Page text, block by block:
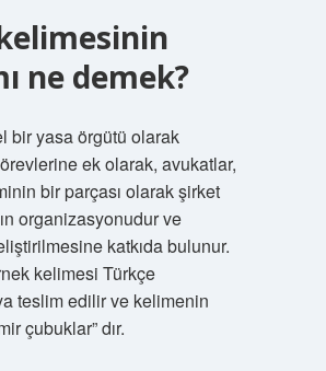
ne demek?
bir yasa örgütü olarak
ek olarak, avukatlar,
bir parçası olarak şirket
organizasyonudur ve
katkıda bulunur.
kelimesi Türkçe
teslim edilir ve kelimenin
çubuklar” dır.